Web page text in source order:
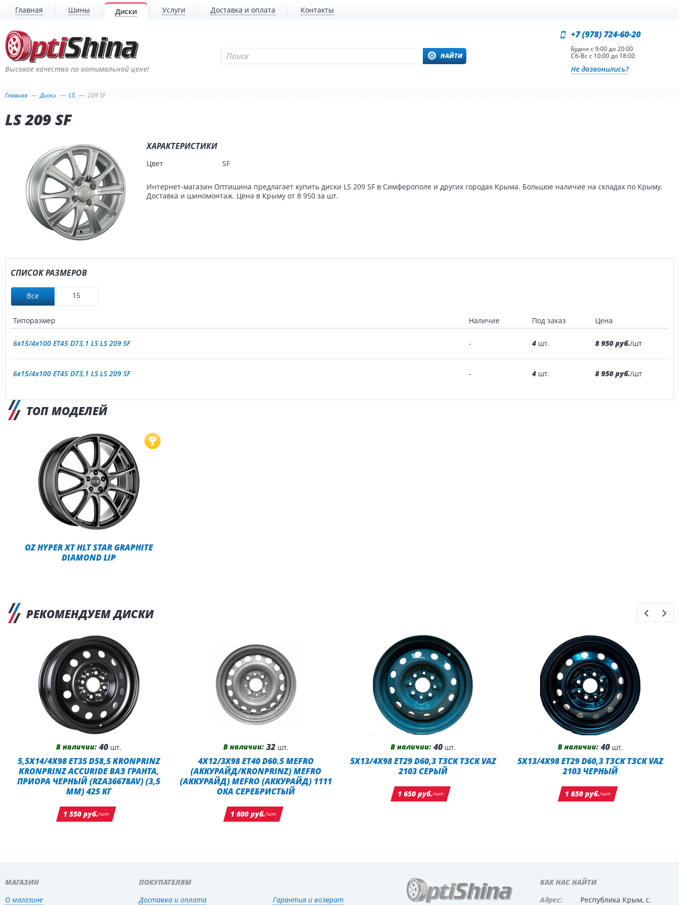
Главная Шины Диски Услуги Доставка и оплата Контакты
Высокое качество по оптимальной цене!
НАЙТИ
+7 (978) 724-60-20
Будни с 9:00 до 20:00
Сб-Вс с 10:00 до 18:00
Не дозвонились?
Главная Диски LS 209 SF
LS 209 SF
ХАРАКТЕРИСТИКИ
Цвет SF
Интернет-магазин Оптишина предлагает купить диски LS 209 SF в Симферополе и других городах Крыма. Большое наличие на складах по Крыму.
Доставка и шиномонтаж. Цена в Крыму от 8 950 за шт.
СПИСОК РАЗМЕРОВ
Все 15
Типоразмер Наличие Под заказ Цена
6x15/4x100 ET45 D73,1 LS LS 209 SF - 4 шт. 8 950 руб./шт
6x15/4x100 ET45 D73,1 LS LS 209 SF - 4 шт. 8 950 руб./шт
ТОП МОДЕЛЕЙ
OZ HYPER XT HLT STAR GRAPHITE
DIAMOND LIP
РЕКОМЕНДУЕМ ДИСКИ
В наличии: 40 шт.
5,5X14/4X98 ET35 D58,5 KRONPRINZ
KRONPRINZ ACCURIDE ВАЗ ГРАНТА,
ПРИОРА ЧЕРНЫЙ (RZA36678AV) (3,5
ММ) 425 КГ
1 550 руб./шт
В наличии: 32 шт.
4X12/3X98 ET40 D60.5 MEFRO
(АККУРАЙД/KRONPRINZ) MEFRO
(АККУРАЙД) MEFRO (АККУРАЙД) 1111
ОКА СЕРЕБРИСТЫЙ
1 600 руб./шт
В наличии: 40 шт.
5X13/4X98 ET29 D60,3 ТЗСК ТЗСК VAZ
2103 СЕРЫЙ
1 650 руб./шт
В наличии: 40 шт.
5X13/4X98 ET29 D60,3 ТЗСК ТЗСК VAZ
2103 ЧЕРНЫЙ
1 650 руб./шт
МАГАЗИН
О магазине
ПОКУПАТЕЛЯМ
Доставка и оплата Гарантия и возврат
КАК НАС НАЙТИ
Адрес:
Республика Крым, с.